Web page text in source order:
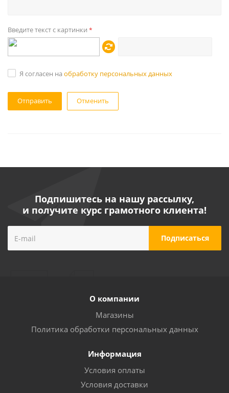
Введите текст с картинки *
Я согласен на обработку персональных данных
Отменить
Подпишитесь на нашу рассылку,
и получите курс грамотного клиента!
О компании
Магазины
Политика обработки персональных данных
Информация
Условия оплаты
Условия доставки